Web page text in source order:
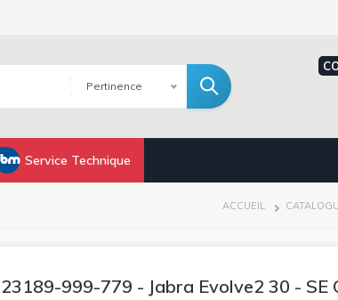
Pertinence
Service Technique
FIL
ACCUEIL
23189-999-779 - Jabra Evolve2 30 - SE